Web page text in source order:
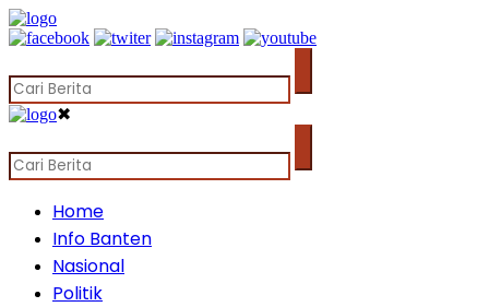
✖
Home
Info Banten
Nasional
Politik